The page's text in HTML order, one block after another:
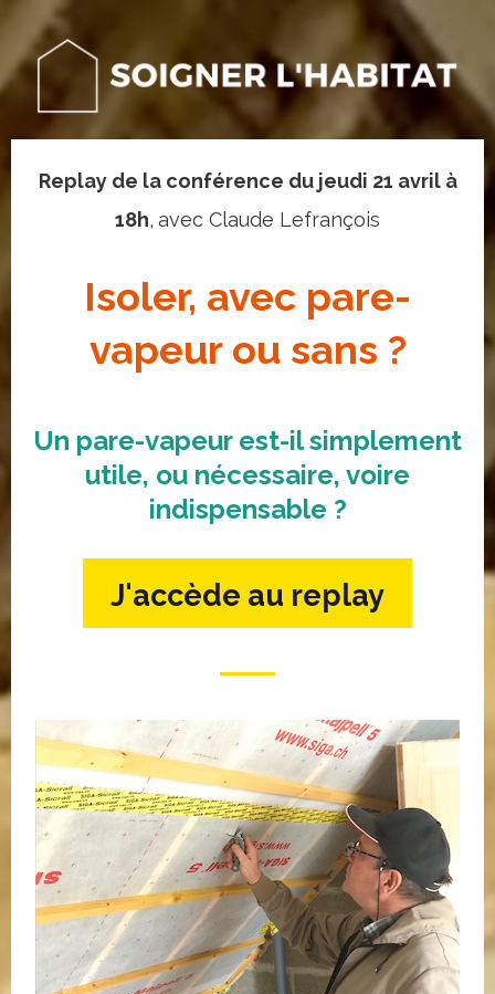
Replay de la conférence du jeudi 21 avril à
18h, avec Claude Lefrançois
Isoler, avec pare-
vapeur ou sans ?
Un pare-vapeur est-il simplement
utile, ou nécessaire, voire
indispensable ?
J'accède au replay